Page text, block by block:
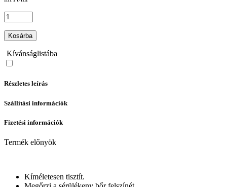
Kosárba
Kívánságlistába
Részletes leírás
Szállítási információk
Fizetési információk
Termék előnyök
Kíméletesen tisztít.